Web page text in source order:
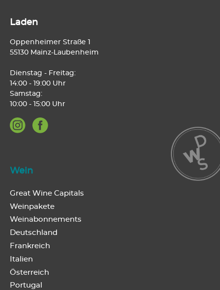
Wein
Great Wine Capitals
Weinpakete
Weinabonnements
Deutschland
Frankreich
Italien
Österreich
Portugal
Laden
Oppenheimer Straße 1
55130 Mainz-Laubenheim
Dienstag - Freitag:
14:00 - 19:00 Uhr
Samstag:
10:00 - 15:00 Uhr